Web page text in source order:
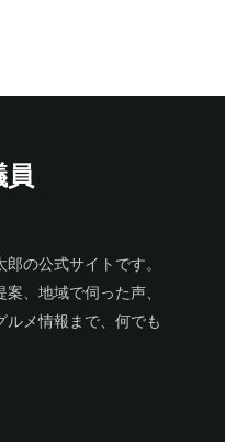
員
の公式サイトです。
、地域で伺った声、
ルメ情報まで、何でも